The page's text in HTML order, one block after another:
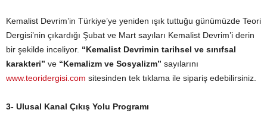
Kemalist Devrim’in Türkiye’ye yeniden ışık tuttuğu günümüzde Teori
Dergisi’nin çıkardığı Şubat ve Mart sayıları Kemalist Devrim’i derin
bir şekilde inceliyor. “Kemalist Devrimin tarihsel ve sınıfsal
karakteri” ve “Kemalizm ve Sosyalizm” sayılarını
www.teoridergisi.com sitesinden tek tıklama ile sipariş edebilirsiniz.
3- Ulusal Kanal Çıkış Yolu Programı